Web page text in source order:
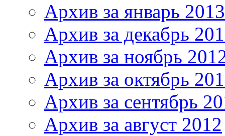
Архив за январь 2013
Архив за декабрь
Архив за ноябрь
Архив за октябрь
Архив за сентябрь
Архив за август 2012